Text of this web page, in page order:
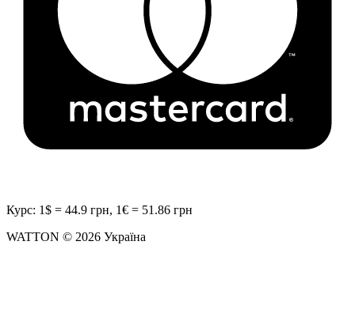
Курс: 1$ = 44.9 грн, 1€ = 51.86 грн
WATTON © 2026 Україна